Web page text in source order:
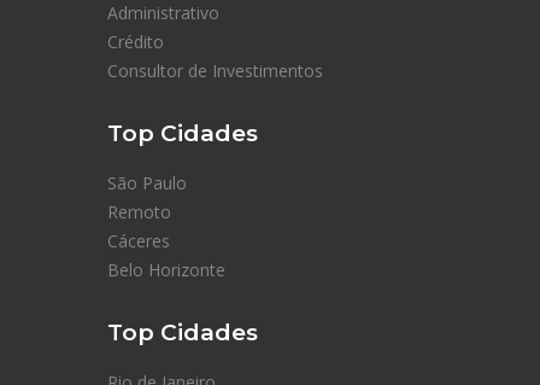
Administrativo
Crédito
Consultor de Investimentos
Top Cidades
São Paulo
Remoto
Cáceres
Belo Horizonte
Top Cidades